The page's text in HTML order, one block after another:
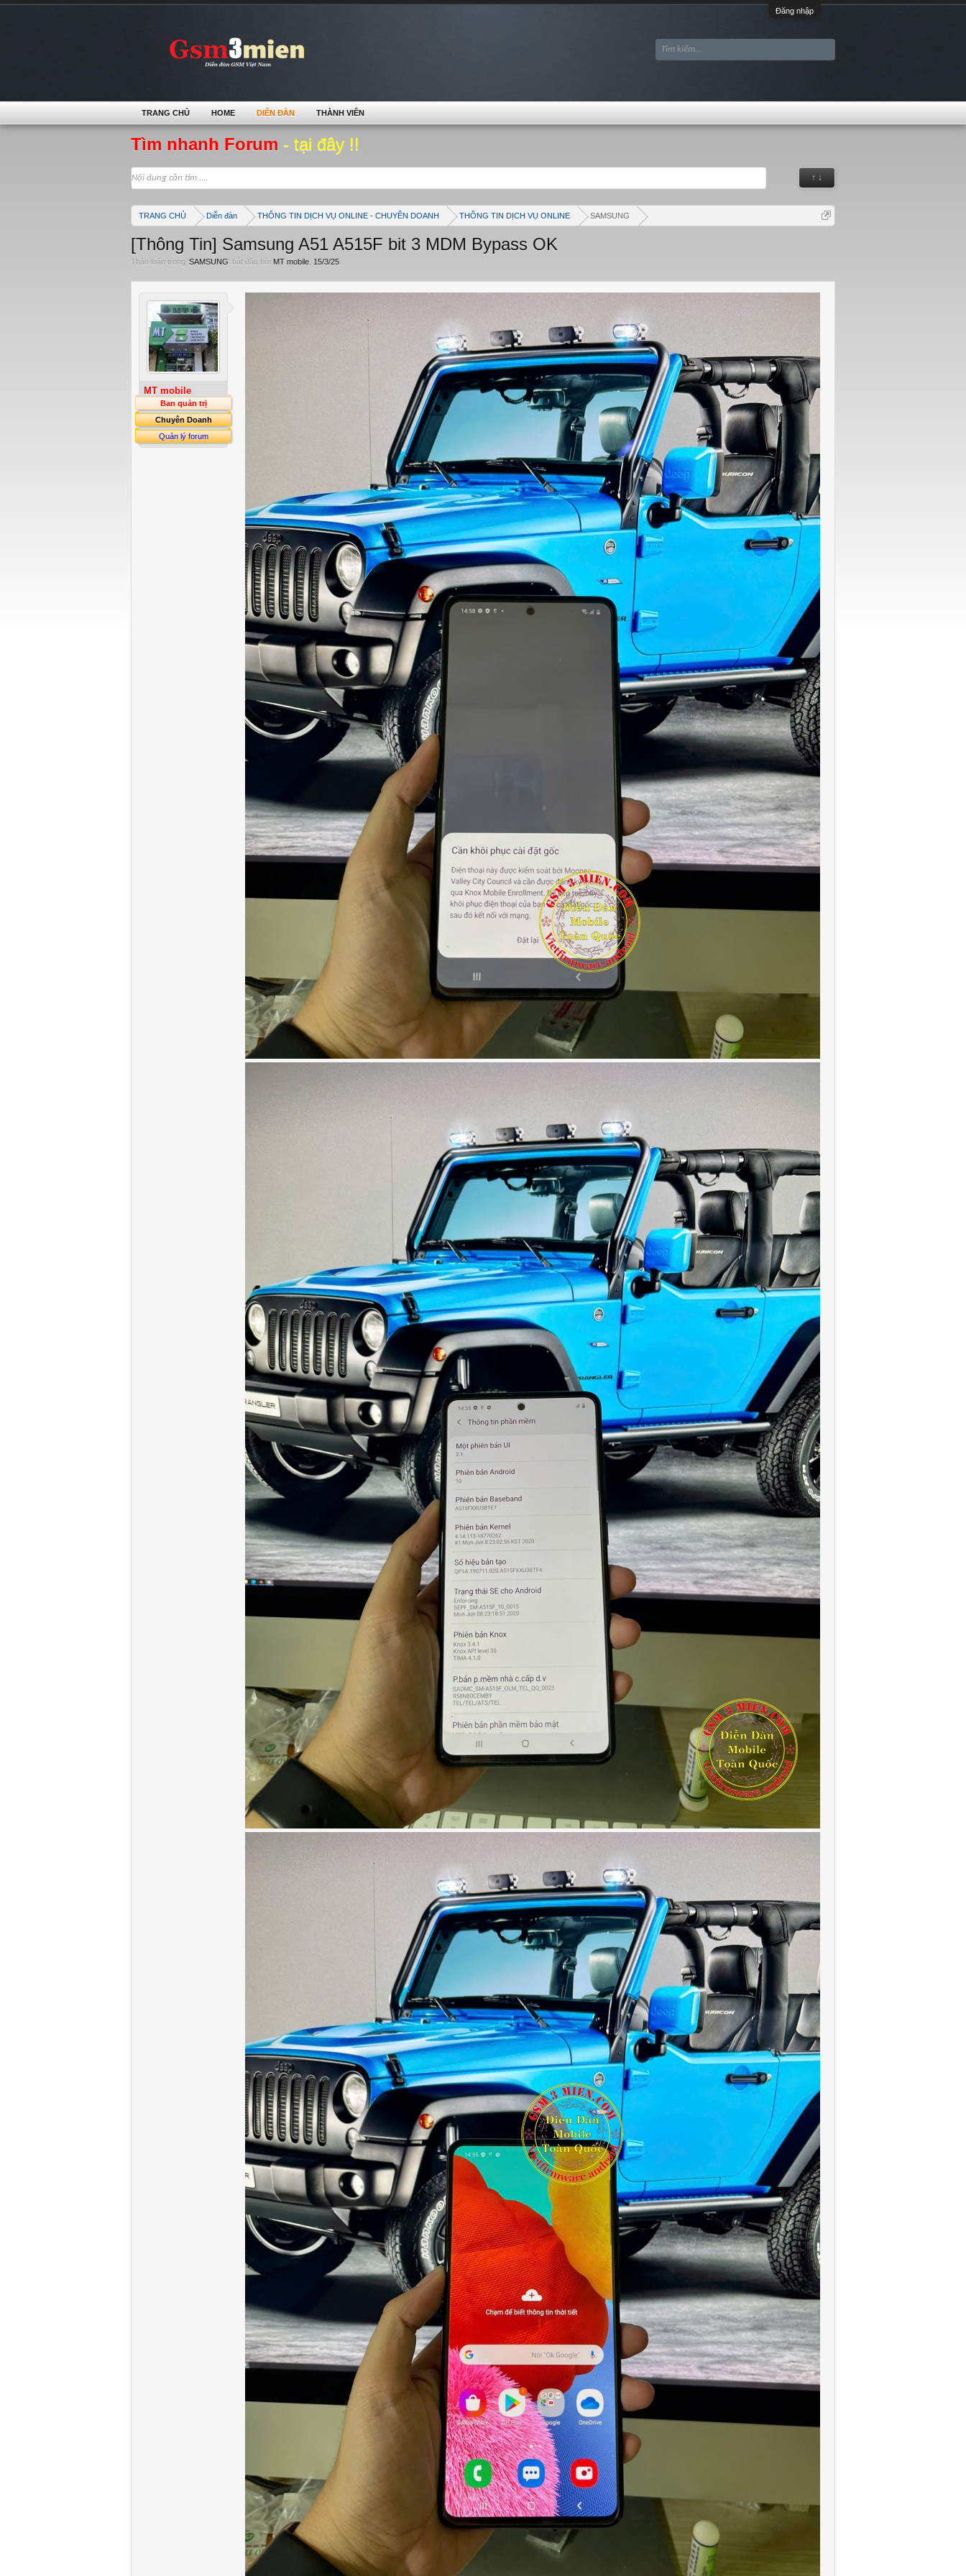
Đăng nhập
Tìm nhanh Forum - tại đây !!
↑ ↓
TRANG CHỦ Diễn đàn THÔNG TIN DỊCH VỤ ONLINE - CHUYÊN DOANH THÔNG TIN DỊCH VỤ ONLINE SAMSUNG
[Thông Tin] Samsung A51 A515F bit 3 MDM Bypass OK
Thảo luận trong 'SAMSUNG' bắt đầu bởi MT mobile 15/3/25
MT mobile
Ban quản trị
Chuyên Doanh
Quản lý forum
TRANG CHỦ HOME DIỄN ĐÀN THÀNH VIÊN